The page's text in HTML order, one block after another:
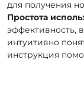
для получения
Простота
эффективность,
интуитивно
инструкция